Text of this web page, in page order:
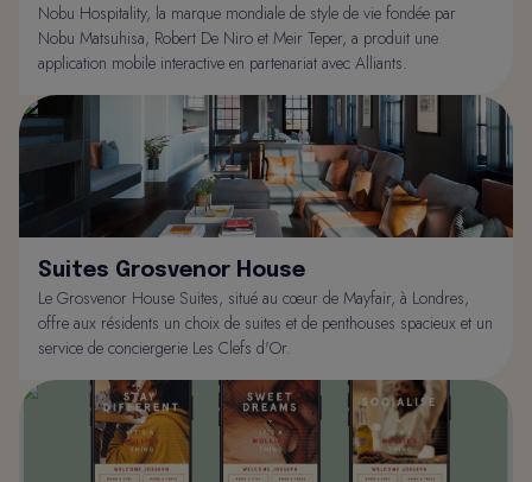
Nobu Hospitality, la marque mondiale de style de vie fondée par
Nobu Matsuhisa, Robert De Niro et Meir Teper, a produit une
application mobile interactive en partenariat avec Alliants.
Suites Grosvenor House
Le Grosvenor House Suites, situé au cœur de Mayfair, à Londres,
offre aux résidents un choix de suites et de penthouses spacieux et un
service de conciergerie Les Clefs d'Or.